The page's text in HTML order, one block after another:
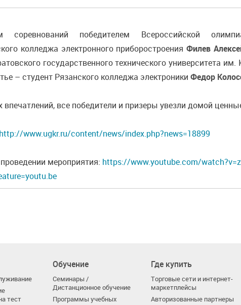
соревнований победителем Всероссийской
колледжа электронного приборостроения Филев
государственного технического университета
– студент Рязанского колледжа электроники Федор
впечатлений, все победители и призеры увезли домой
http://www.ugkr.ru/content/news/index.php?news=18899
мероприятия: https://www.youtube.com/
тест
Обучение
Семинары /
Дистанционное обучение
Программы учебных
Где купить
Торговые сети и интернет-
маркетплейсы
Авторизованные партнеры